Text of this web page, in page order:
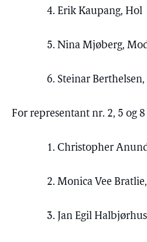
4. Erik Kaupang, Hol
5. Nina Mjøberg,
6. Steinar Berthelsen,
For representant nr. 2, 5 og
1. Christopher
2. Monica Vee
3. Jan Egil